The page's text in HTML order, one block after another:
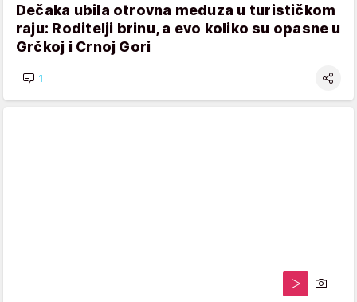
Dečaka ubila otrovna meduza u turističkom
raju: Roditelji brinu, a evo koliko su opasne u
Grčkoj i Crnoj Gori
1